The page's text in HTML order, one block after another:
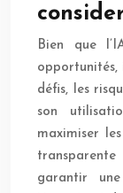
Bien que
opportunités,
défis, les
son
maximiser
garantir